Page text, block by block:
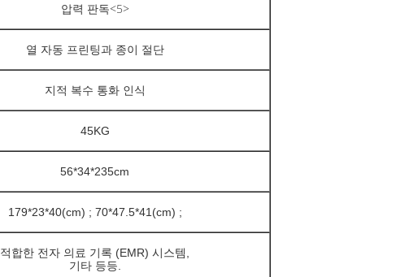
압력 판독<5>
열 자동 프린팅과 종이 절단
지적 복수 통화 인식
45KG
56*34*235cm
179*23*40(cm) ; 70*47.5*41(cm) ;
적합한 전자 의료 기록 (EMR) 시스템,
기타 등등.